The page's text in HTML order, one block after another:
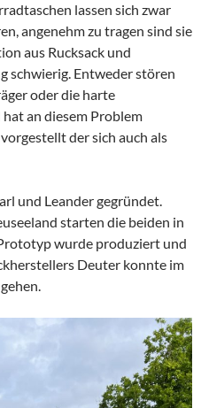
lassen sich zwar
angenehm zu tragen sind sie
aus Rucksack und
schwierig. Entweder stören
oder die harte
an diesem Problem
der sich auch als
und Leander gegründet.
starten die beiden in
wurde produziert und
Deuter konnte im